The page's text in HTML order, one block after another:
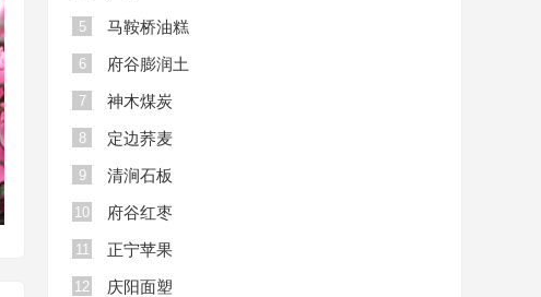
5 马鞍桥油糕
6 府谷膨润土
7 神木煤炭
8 定边荞麦
9 清涧石板
10 府谷红枣
11 正宁苹果
12 庆阳面塑